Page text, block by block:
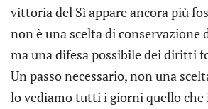
vittoria del Sì appare ancora più
non è una scelta di conservazione
ma una difesa possibile dei diritti
Un passo necessario, non una
lo vediamo tutti i giorni quello che